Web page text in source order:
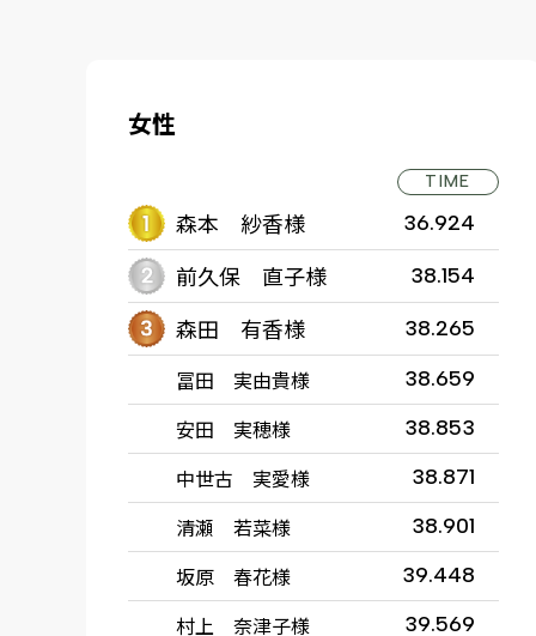
女性
TIME
森本 紗香様 36.924
前久保 直子様 38.154
森田 有香様 38.265
冨田 実由貴様 38.659
安田 実穂様 38.853
中世古 実愛様 38.871
清瀬 若菜様 38.901
坂原 春花様 39.448
村上 奈津子様 39.569